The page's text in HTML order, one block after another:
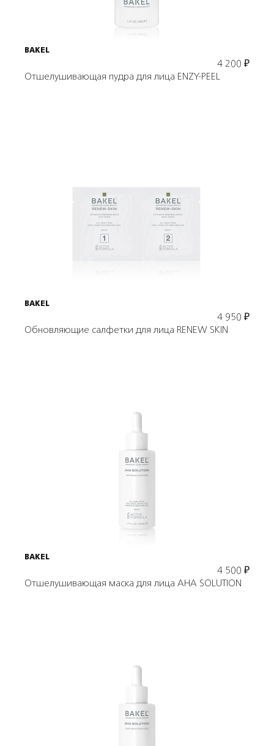
BAKEL
4 200 ₽
Отшелушивающая пудра для лица ENZY-PEEL
Подробнее
BAKEL
4 950 ₽
Обновляющие салфетки для лица RENEW SKIN
Подробнее
BAKEL
4 500 ₽
Отшелушивающая маска для лица AHA SOLUTION
Подробнее